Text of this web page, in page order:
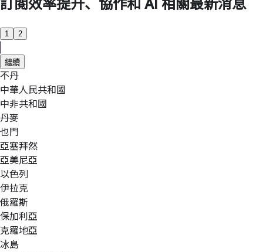
訂閱效率提升、協作和 AI 相關最新消息
1 2
繼續
不丹
中華人民共和國
中非共和國
丹麥
也門
亞塞拜然
亞美尼亞
以色列
伊拉克
俄羅斯
保加利亞
克羅地亞
冰島